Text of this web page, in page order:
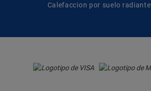
Calefaccion por suelo radiante